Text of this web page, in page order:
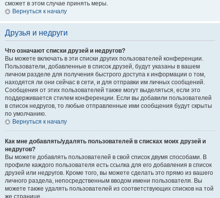
сможет в этом случае принять меры.
Вернуться к началу
Друзья и недруги
Что означают списки друзей и недругов?
Вы можете включать в эти списки других пользователей конференции.
Пользователи, добавленные в список друзей, будут указаны в вашем
личном разделе для получения быстрого доступа к информации о том,
находятся ли они сейчас в сети, и для отправки им личных сообщений.
Сообщения от этих пользователей также могут выделяться, если это
поддерживается стилем конференции. Если вы добавили пользователей
в список недругов, то любые отправленные ими сообщения будут скрыты
по умолчанию.
Вернуться к началу
Как мне добавлять/удалять пользователей в списках моих друзей и
недругов?
Вы можете добавлять пользователей в свой список двумя способами. В
профиле каждого пользователя есть ссылка для его добавления в список
друзей или недругов. Кроме того, вы можете сделать это прямо из вашего
личного раздела, непосредственным вводом имени пользователя. Вы
можете также удалять пользователей из соответствующих списков на той
же странице.